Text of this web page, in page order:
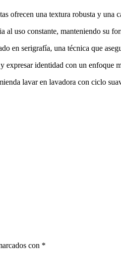
ofrecen una textura robusta y
uso constante, manteniendo su
en serigrafía, una técnica que
expresar identidad con un enfoque
lavar en lavadora con ciclo
con *